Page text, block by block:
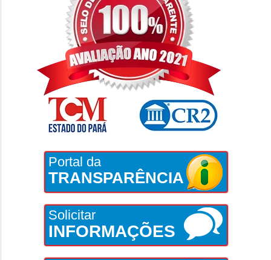
Portal da
TRANSPARÊNCIA
Solicitar
INFORMAÇÕES